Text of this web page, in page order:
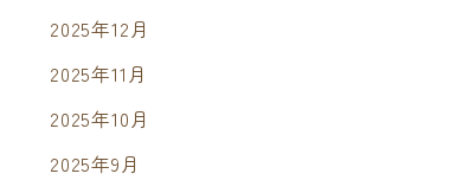
2025年12月
2025年11月
2025年10月
2025年9月